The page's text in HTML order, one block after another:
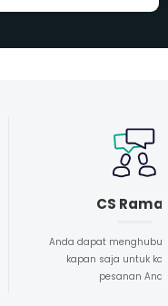
CS
Anda dapat
kapan saja untuk
pesanan